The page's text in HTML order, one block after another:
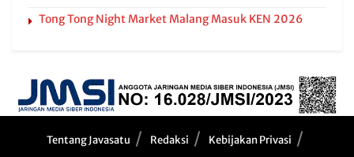
Tong Tong Night Market Malang Masuk KEN 2026
Tentang Javasatu Redaksi Kebijakan Privasi